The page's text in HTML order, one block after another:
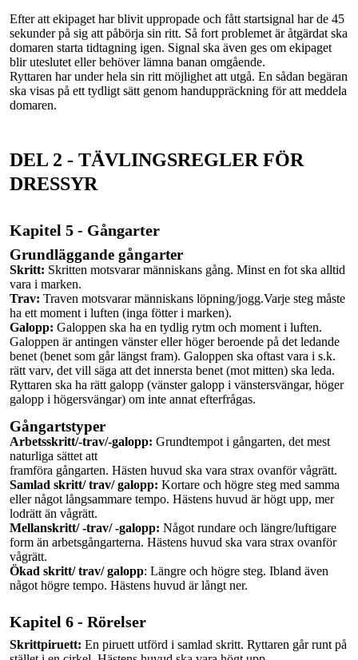
Efter att ekipaget har blivit uppropade och fått startsignal har de 45
sekunder på sig att påbörja sin ritt. Så fort problemet är åtgärdat ska
domaren starta tidtagning igen. Signal ska även ges om ekipaget
blir uteslutet eller behöver lämna banan omgående.
Ryttaren har under hela sin ritt möjlighet att utgå. En sådan begäran
ska visas på ett tydligt sätt genom handuppräckning för att meddela
domaren.
DEL 2 - TÄVLINGSREGLER FÖR
DRESSYR
Kapitel 5 - Gångarter
Grundläggande gångarter
Skritt: Skritten motsvarar människans gång. Minst en fot ska alltid
vara i marken.
Trav: Traven motsvarar människans löpning/jogg.Varje steg måste
ha ett moment i luften (inga fötter i marken).
Galopp: Galoppen ska ha en tydlig rytm och moment i luften.
Galoppen är antingen vänster eller höger beroende på det ledande
benet (benet som går längst fram). Galoppen ska oftast vara i s.k.
rätt varv, det vill säga att det innersta benet (mot mitten) ska leda.
Ryttaren ska ha rätt galopp (vänster galopp i vänstersvängar, höger
galopp i högersvängar) om inte annat efterfrågas.
Gångartstyper
Arbetsskritt/-trav/-galopp: Grundtempot i gångarten, det mest
naturliga sättet att
framföra gångarten. Hästen huvud ska vara strax ovanför vågrätt.
Samlad skritt/ trav/ galopp: Kortare och högre steg med samma
eller något långsammare tempo. Hästens huvud är högt upp, mer
lodrätt än vågrätt.
Mellanskritt/-trav/ -galopp: Något rundare och längre/luftigare
form än arbetsgångarterna. Hästens huvud ska vara strax ovanför
vågrätt.
Ökad skritt/ trav/ galopp: Längre och högre steg. Ibland även
något högre tempo. Hästens huvud är långt ner.
Kapitel 6 - Rörelser
Skrittpiruett: En piruett utförd i samlad skritt. Ryttaren går runt på